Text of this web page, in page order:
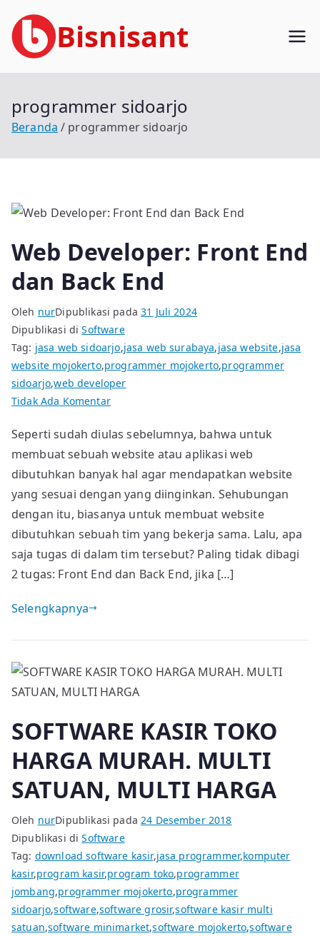
ke
konten
Bisnisant
programmer sidoarjo
Beranda programmer sidoarjo
Web Developer: Front End
dan Back End
Oleh nurDipublikasi pada31 Juli 2024
Dipublikasi diSoftware
Tag: jasa web sidoarjo,jasa web surabaya,jasa website,jasa
website mojokerto,programmer mojokerto,programmer
sidoarjo,web developer
Tidak Ada Komentarpada
Developer:
Front
End
dan
End
Seperti sudah diulas sebelumnya, bahwa untuk
membuat sebuah website atau aplikasi web
dibutuhkan banyak hal agar mendapatkan website
yang sesuai dengan yang diinginkan. Sehubungan
dengan itu, biasanya untuk membuat website
dibutuhkan sebuah tim yang bekerja sama. Lalu, apa
saja tugas di dalam tim tersebut? Paling tidak dibagi
2 tugas: Front End dan Back End, jika […]
Selengkapnya
SOFTWARE KASIR TOKO
HARGA MURAH. MULTI
SATUAN, MULTI HARGA
Oleh nurDipublikasi pada 24 Desember 2018
Dipublikasi diSoftware
Tag: download software kasir,jasa programmer,komputer
kasir,program kasir,program toko,programmer
jombang,programmer mojokerto,programmer
sidoarjo,software,software grosir,software kasir multi
satuan,software minimarket,software mojokerto,software